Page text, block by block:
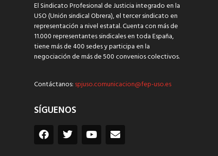
El Sindicato Profesional de Justicia integrado en la
USO (Unión sindical Obrera), el tercer sindicato en
representación a nivel estatal. Cuenta con más de
11.000 representantes sindicales en toda España,
tiene más de 400 sedes y participa en la
negociación de más de 500 convenios colectivos.
Contáctanos: spjuso.comunicacion@fep-uso.es
SÍGUENOS